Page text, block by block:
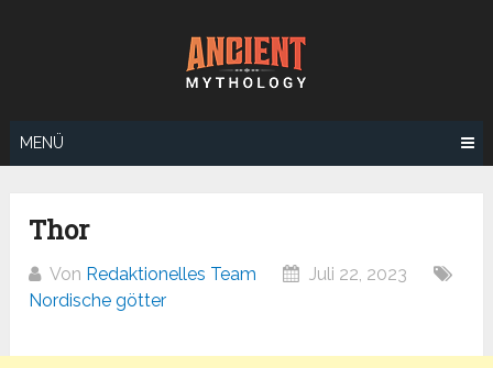
MENÜ
Thor
Von Redaktionelles Team
Juli 22, 2023
Nordische götter